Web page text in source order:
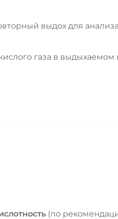
выдох для
газа в выдыхаемом
(по